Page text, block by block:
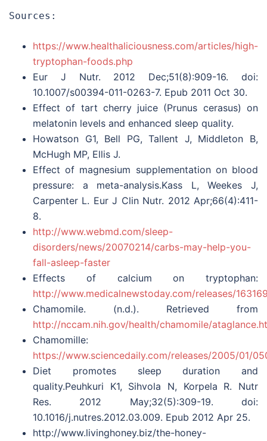
Sources:
https://www.healthaliciousness.com/articles/high-
tryptophan-foods.php
Eur J Nutr. 2012 Dec;51(8):909-16. doi:
10.1007/s00394-011-0263-7. Epub 2011 Oct 30.
Effect of tart cherry juice (Prunus cerasus) on
melatonin levels and enhanced sleep quality.
Howatson G1, Bell PG, Tallent J, Middleton B,
McHugh MP, Ellis J.
Effect of magnesium supplementation on blood
pressure: a meta-analysis.Kass L, Weekes J,
Carpenter L. Eur J Clin Nutr. 2012 Apr;66(4):411-
8.
http://www.webmd.com/sleep-
disorders/news/20070214/carbs-may-help-you-
fall-asleep-faster
Effects of calcium on tryptophan:
http://www.medicalnewstoday.com/releases/
Chamomile. (n.d.). Retrieved from
http://nccam.nih.gov/health/chamomile/
Chamomille:
https://www.sciencedaily.com/releases/2005/01/
Diet promotes sleep duration and
quality.Peuhkuri K1, Sihvola N, Korpela R. Nutr
Res. 2012 May;32(5):309-19. doi:
10.1016/j.nutres.2012.03.009. Epub 2012 Apr 25.
http://www.livinghoney.biz/the-honey-